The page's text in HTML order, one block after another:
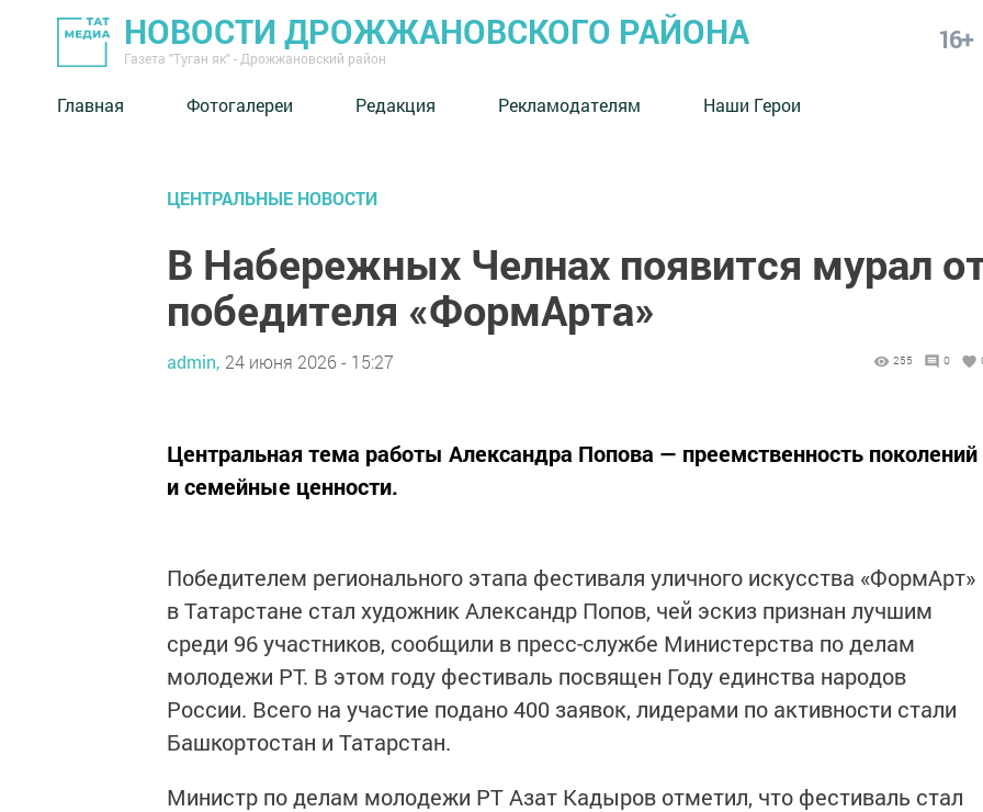
НОВОСТИ ДРОЖЖАНОВСКОГО РАЙОНА
Газета "Туган як" - Дрожжановский район
16+
Главная Фотогалереи Редакция Рекламодателям Наши Герои
ЦЕНТРАЛЬНЫЕ НОВОСТИ
В Набережных Челнах появится мурал
победителя «ФормАрта»
admin, 24 июня 2026 - 15:27 255 0
Центральная тема работы Александра Попова — преемственность поколений
и семейные ценности.
Победителем регионального этапа фестиваля уличного искусства «ФормАрт»
в Татарстане стал художник Александр Попов, чей эскиз признан лучшим
среди 96 участников, сообщили в пресс-службе Министерства по делам
молодежи РТ. В этом году фестиваль посвящен Году единства народов
России. Всего на участие подано 400 заявок, лидерами по активности стали
Башкортостан и Татарстан.
Министр по делам молодежи РТ Азат Кадыров отметил, что фестиваль стал